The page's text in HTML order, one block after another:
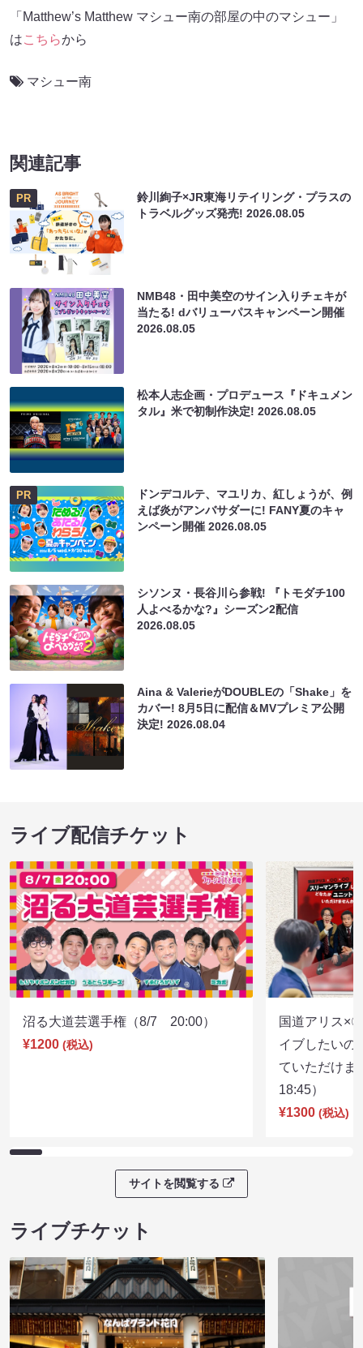
「Matthew’s Matthew マシュー南の部屋の中のマシュー」
はこちらから
マシュー南
関連記事
PR
鈴川絢子×JR東海リテイリング・プラスの
トラベルグッズ発売!2026.08.05
NMB48・田中美空のサイン入りチェキが
当たる! dバリューパスキャンペーン開催
2026.08.05
松本人志企画・プロデュース『ドキュメン
タル』米で初制作決定!2026.08.05
PR
ドンデコルテ、マユリカ、紅しょうが、例
えば炎がアンバサダーに! FANY夏のキャ
ンペーン開催2026.08.05
シソンヌ・長谷川ら参戦! 『トモダチ100
人よべるかな?』シーズン2配信
2026.08.05
Aina & ValerieがDOUBLEの「Shake」を
カバー! 8月5日に配信＆MVプレミア公開
決定!2026.08.04
ライブ配信チケット
沼る大道芸選手権（8/7 20:00）
¥1200 (税込)
国道アリス×
イブしたいの
ていただけ
18:45）
¥1300 (税込)
サイトを閲覧する
ライブチケット